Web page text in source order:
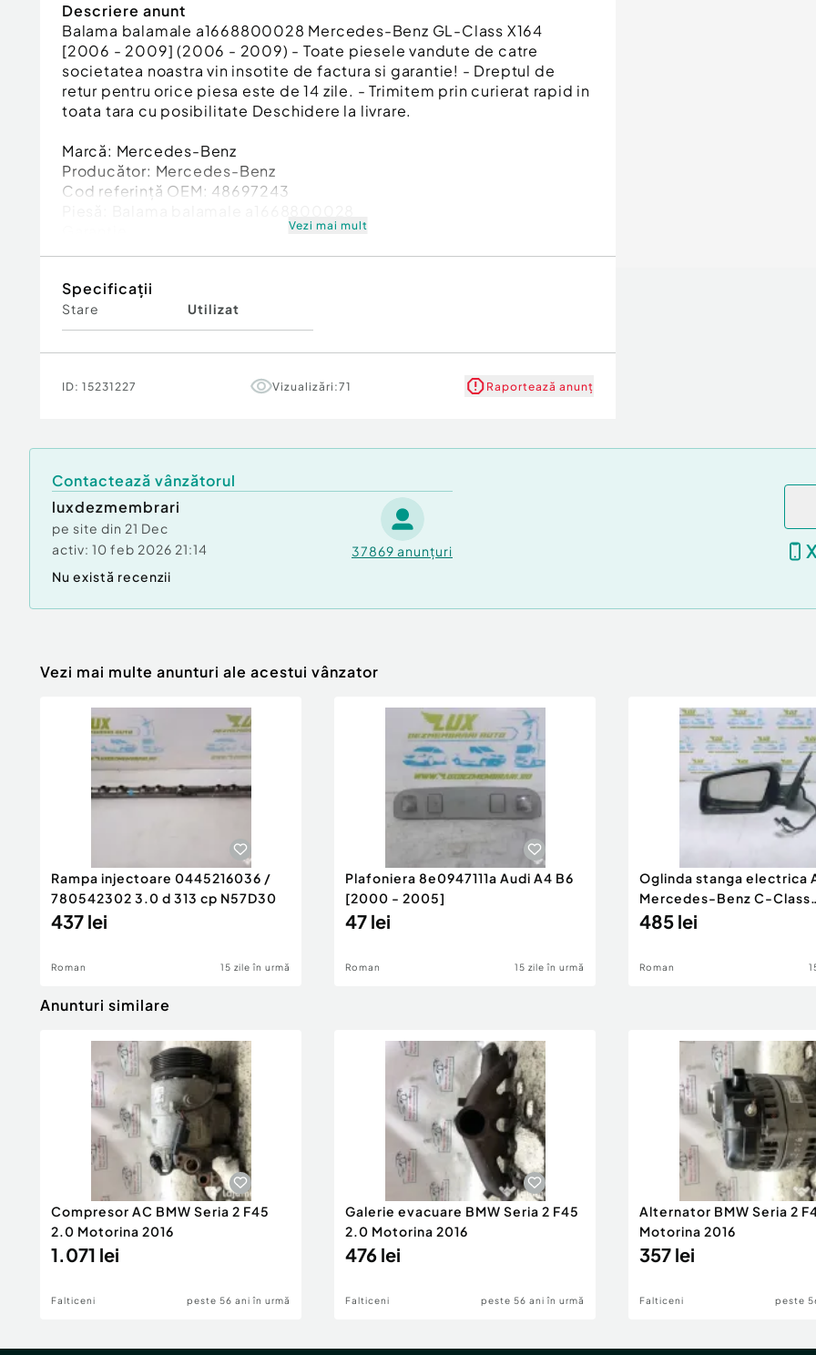
Descriere anunt
Balama balamale a1668800028 Mercedes-Benz GL-Class X164
[2006 - 2009] (2006 - 2009) - Toate piesele vandute de catre
societatea noastra vin insotite de factura si garantie! - Dreptul de
retur pentru orice piesa este de 14 zile. - Trimitem prin curierat rapid in
toata tara cu posibilitate Deschidere la livrare.
Marcă: Mercedes-Benz
Producător: Mercedes-Benz
Cod referinţă OEM: 48697243
Vezi mai mult
Specificații
Stare Utilizat
ID: 15231227 Vizualizări:71 Raportează anunț
Contactează vânzătorul
luxdezmembrari
pe site din 21 Dec
activ: 10 feb 2026 21:14 37869 anunțuri
Nu există recenzii
Vezi mai multe anunturi ale acestui vânzator
Rampa injectoare 0445216036 /
780542302 3.0 d 313 cp N57D30
437 lei
Roman 15 zile în urmă
Plafoniera 8e0947111a Audi A4 B6
[2000 - 2005]
47 lei
Roman 15 zile în urmă
Oglinda stanga electrica
Mercedes-Benz C-Class
W204/S204 [200
485 lei
Roman
Anunturi similare
Compresor AC BMW Seria 2 F45
2.0 Motorina 2016
1.071 lei
Falticeni peste 56 ani în urmă
Galerie evacuare BMW Seria 2 F45
2.0 Motorina 2016
476 lei
Falticeni peste 56 ani în urmă
Alternator BMW Seria 2
Motorina 2016
357 lei
Falticeni peste